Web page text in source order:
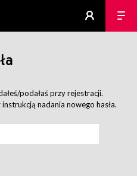
podałaś przy rejestracji.
nadania nowego hasła.